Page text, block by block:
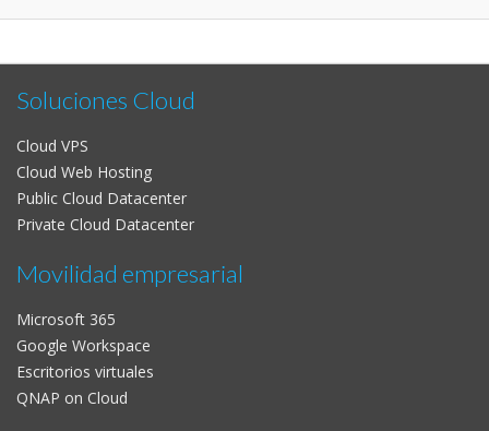
Soluciones Cloud
Cloud VPS
Cloud Web Hosting
Public Cloud Datacenter
Private Cloud Datacenter
Movilidad empresarial
Microsoft 365
Google Workspace
Escritorios virtuales
QNAP on Cloud